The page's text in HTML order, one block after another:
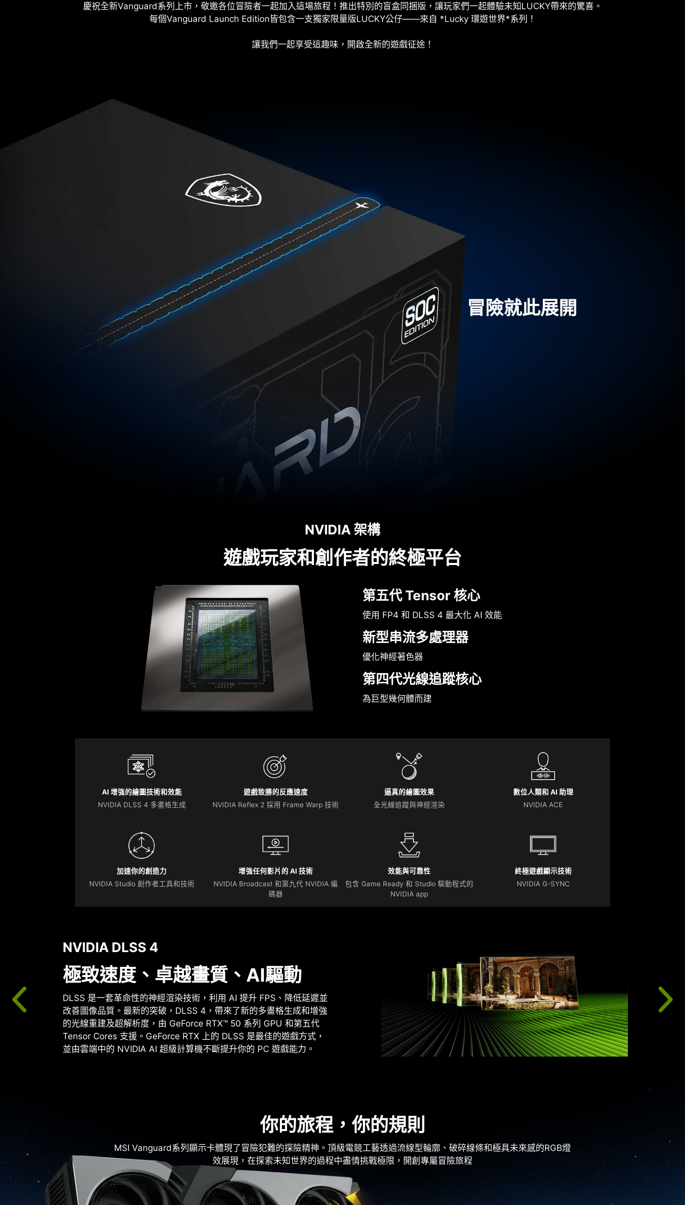
慶祝全新Vanguard系列上市，敬邀各位冒險者一起加入這場旅程！推出特別的盲盒同捆版，讓玩家們一起體驗未知LUCKY帶來的驚喜。
每個Vanguard Launch Edition皆包含一支獨家限量版LUCKY公仔——來自 *Lucky 環遊世界*系列！
讓我們一起享受這趣味，開啟全新的遊戲征途！
冒險就此展開
NVIDIA 架構
遊戲玩家和創作者的終極平台
第五代 Tensor 核心
使用 FP4 和 DLSS 4 最大化 AI 效能
新型串流多處理器
優化神經著色器
第四代光線追蹤核心
為巨型幾何體而建
AI 增強的繪圖技術和效能
NVIDIA DLSS 4 多畫格生成
遊戲致勝的反應速度
NVIDIA Reflex 2 採用 Frame Warp 技術
逼真的繪圖效果
全光線追蹤與神經渲染
數位人類和 AI 助理
NVIDIA ACE
加速你的創造力
NVIDIA Studio 創作者工具和技術
增強任何影片的 AI 技術
NVIDIA Broadcast 和第九代 NVIDIA 編
碼器
效能與可靠性
包含 Game Ready 和 Studio 驅動程式的
NVIDIA app
終極遊戲顯示技術
NVIDIA G-SYNC
NVIDIA DLSS 4
極致速度、卓越畫質、AI驅動
DLSS 是一套革命性的神經渲染技術，利用 AI 提升 FPS、降低延遲並
改善圖像品質。最新的突破，DLSS 4，帶來了新的多畫格生成和增強
的光線重建及超解析度，由 GeForce RTX™ 50 系列 GPU 和第五代
Tensor Cores 支援。GeForce RTX 上的 DLSS 是最佳的遊戲方式，
並由雲端中的 NVIDIA AI 超級計算機不斷提升你的 PC 遊戲能力。
你的旅程，你的規則
MSI Vanguard系列顯示卡體現了冒險犯難的探險精神。頂級電競工藝透過流線型輪廓、破碎線條和極具未來感的RGB燈
效展現，在探索未知世界的過程中盡情挑戰極限，開創專屬冒險旅程